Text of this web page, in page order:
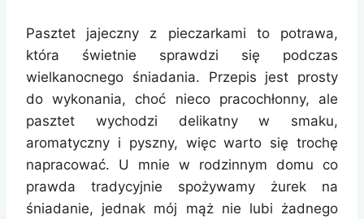
Pasztet jajeczny z pieczarkami to potrawa,
która świetnie sprawdzi się podczas
wielkanocnego śniadania. Przepis jest prosty
do wykonania, choć nieco pracochłonny, ale
pasztet wychodzi delikatny w smaku,
aromatyczny i pyszny, więc warto się trochę
napracować. U mnie w rodzinnym domu co
prawda tradycyjnie spożywamy żurek na
śniadanie, jednak mój mąż nie lubi żadnego